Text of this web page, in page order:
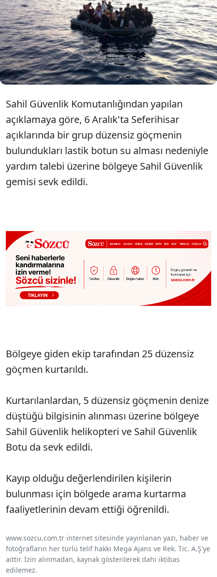
İzmir'in Seferihisar ilçesi açıklarında
kaçak göçmenleri taşıyan lastik bot battı.
25 düzensiz göçmenin kurtarıldı. Kayıp 5
kişinin de arandığı bildirildi.
Sahil Güvenlik Komutanlığından yapılan
açıklamaya göre, 6 Aralık'ta Seferihisar
açıklarında bir grup düzensiz göçmenin
bulundukları lastik botun su alması nedeniyle
yardım talebi üzerine bölgeye Sahil Güvenlik
gemisi sevk edildi.
Bölgeye giden ekip tarafından 25 düzensiz
göçmen kurtarıldı.
Kurtarılanlardan, 5 düzensiz göçmenin denize
düştüğü bilgisinin alınması üzerine bölgeye
Sahil Güvenlik helikopteri ve Sahil Güvenlik
Botu da sevk edildi.
Kayıp olduğu değerlendirilen kişilerin
bulunması için bölgede arama kurtarma
faaliyetlerinin devam ettiği öğrenildi.
www.sozcu.com.tr internet sitesinde yayınlanan yazı, haber ve
fotoğrafların her türlü telif hakkı Mega Ajans ve Rek. Tic. A.Ş'ye
aittir. İzin alınmadan, kaynak gösterilerek dahi iktibas
edilemez.